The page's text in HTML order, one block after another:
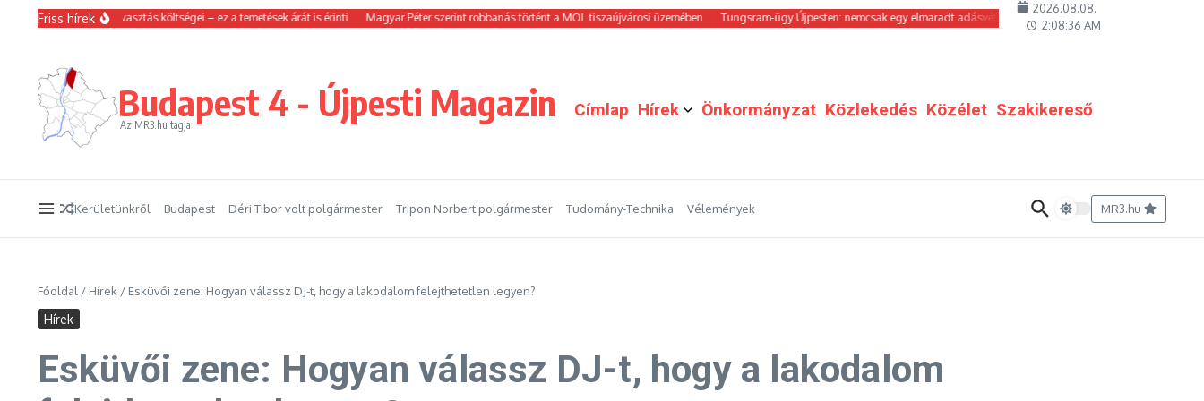
Ugrás a tartalomhoz
Friss hírek
a hamvasztás költségei – ez a temetések árát is érinti Magyar Péter szerint robbanás történt a MOL tiszaújvárosi üzemében Tungsram-ügy Újpesten: nemcsak egy elmaradt adásvételről van szó Kreatív sarok és szakértői
2026.08.08.
2:08:38 AM
Budapest 4 - Újpesti Magazin
Az MR3.hu tagja
Címlap Hírek Önkormányzat Közlekedés Közélet Szakikereső
Kerületünkről Budapest Déri Tibor volt polgármester Tripon Norbert polgármester Tudomány-Technika Vélemények MR3.hu
Főoldal / Hírek / Esküvői zene: Hogyan válassz DJ-t, hogy a lakodalom felejthetetlen legyen?
Hírek
Esküvői zene: Hogyan válassz DJ-t, hogy a lakodalom